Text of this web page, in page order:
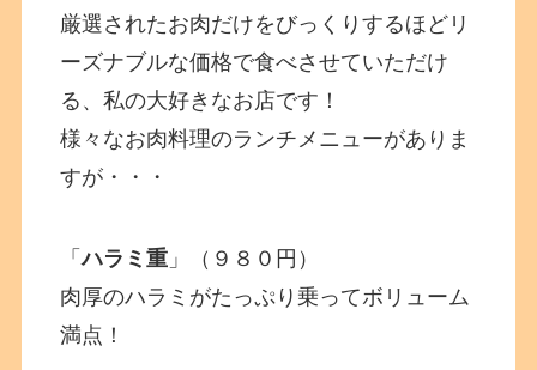
厳選されたお肉だけをびっくりするほどリ
ーズナブルな価格で食べさせていただけ
る、私の大好きなお店です！
様々なお肉料理のランチメニューがありま
すが・・・
「ハラミ重 」（９８０円）
肉厚のハラミがたっぷり乗ってボリューム
満点！